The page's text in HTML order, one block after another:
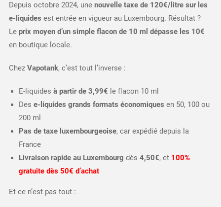
Depuis octobre 2024, une nouvelle taxe de 120€/litre sur les
e-liquides est entrée en vigueur au Luxembourg. Résultat ?
Le prix moyen d’un simple flacon de 10 ml dépasse les 10€
en boutique locale.
Chez Vapotank, c’est tout l’inverse :
E-liquides à partir de 3,99€ le flacon 10 ml
Des e-liquides grands formats économiques en 50, 100 ou
200 ml
Pas de taxe luxembourgeoise, car expédié depuis la
France
Livraison rapide au Luxembourg dès 4,50€, et 100%
gratuite dès 50€ d’achat
Et ce n’est pas tout :